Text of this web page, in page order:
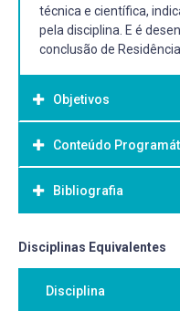
técnica e científica,
pela disciplina. E é
conclusão de
Objetivos
Objetivo Geral:
A formação teórica do
disciplinas Cirúrgicas
integrada e progressiva
desenvolvidos na
teóricas, palestras,
Conteúdo
Bibliografia
Bibliografia Básica:
funcionais para a
Disciplinas Equivalentes
Disciplina